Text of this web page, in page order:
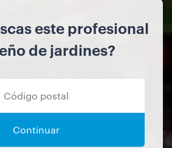
este profesional
de jardines?
Continuar